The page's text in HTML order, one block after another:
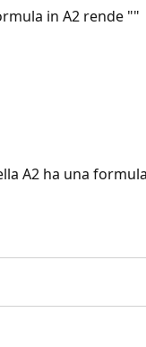
in A2 rende ""
A2 ha una